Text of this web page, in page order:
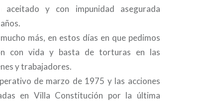
aceitado y con impunidad asegurada
más, en estos días en que pedimos
con vida y basta de torturas en las
y trabajadores.
de marzo de 1975 y las acciones
en Villa Constitución por la última